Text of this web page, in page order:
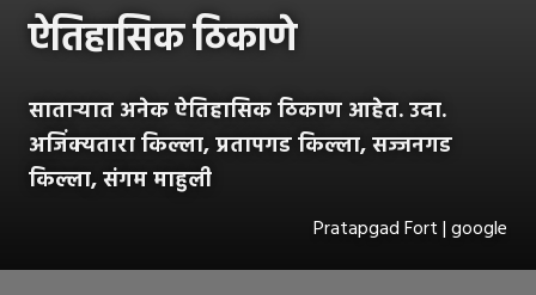
ऐतिहासिक ठिकाणे
साताऱ्यात अनेक ऐतिहासिक ठिकाण आहेत. उदा.
अजिंक्यतारा किल्ला, प्रतापगड किल्ला, सज्जनगड
किल्ला, संगम माहुली
Pratapgad Fort | google